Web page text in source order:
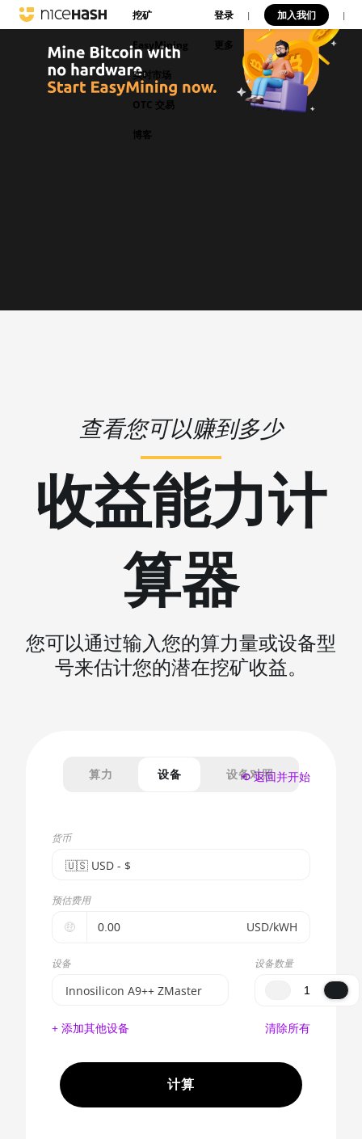
挖矿
EasyMining
实时市场
OTC 交易
博客
登录 | 加入我们 |
更多
查看您可以赚到多少
收益能力计
算器
您可以通过输入您的算力量或设备型
号来估计您的潜在挖矿收益。
算力 设备 设备对照
货币
🇺🇸ㅤ USD - $
🇪🇺ㅤ EUR - €
🇺🇸ㅤ USD - $
🇨🇳ㅤ CNY - CN¥
🇬🇧ㅤ GBP - £
🇦🇪ㅤ AED
🇦🇫ㅤ AFN - Af
预估费用
🤑 USD/kWH
设备
Innosilicon A9++ ZMaster
BITMAIN AntMiner S17e
(64Th)
AMD CPU EPYC 7302
AMD CPU EPYC 7352
设备数量
+ 添加其他设备 清除所有
计算
⟲ 返回并开始